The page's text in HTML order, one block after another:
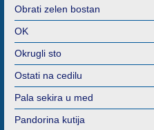
Obrati zelen bostan
OK
Okrugli sto
Ostati na cedilu
Pala sekira u med
Pandorina kutija